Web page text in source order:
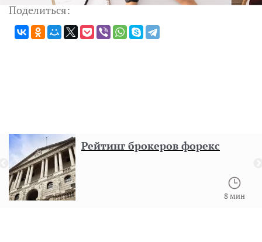
Поделиться:
Рейтинг брокеров форекс
8 мин